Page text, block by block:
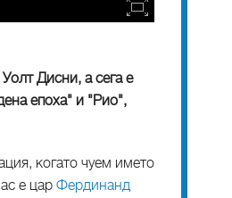
Дисни, а сега е
епоха" и "Рио",
когато чуем името
е цар Фердинанд